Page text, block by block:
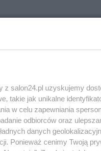
ze stosowaniem
da się przypisać
z salon24.pl uzyskujemy
takie jak unikalne
w celu zapewniania
odbiorców oraz
danych
Ponieważ cenimy Twoją